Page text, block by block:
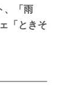
、「雨
「ときそ